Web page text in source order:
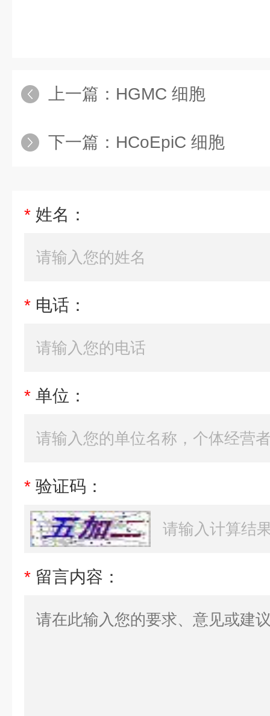
上一篇： HGMC 细胞
下一篇： HCoEpiC 细胞
* 姓名：
* 电话：
* 单位：
* 验证码：
* 留言内容：